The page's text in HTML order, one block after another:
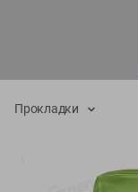
Прокладки